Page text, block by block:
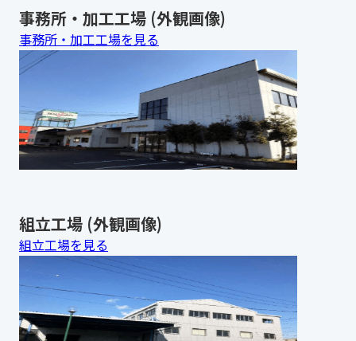
事務所・加工工場 (外観画像)
事務所・加工工場を見る
組立工場 (外観画像)
組立工場を見る